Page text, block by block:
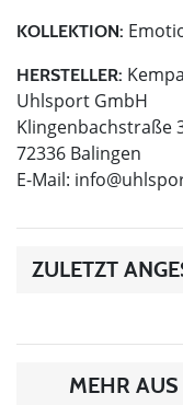
KOLLEKTION:
HERSTELLER: Kempa
Uhlsport GmbH
Klingenbachstraße
72336 Balingen
E-Mail:
ZULETZT
MEHR AUS